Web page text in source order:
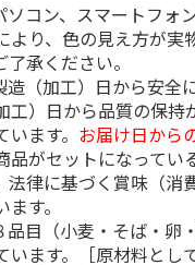
コン、スマートフォ
より、色の見え方が実
承ください。
（加工）日から安全
工）日から品質の保
ます。 お届け日から
品がセットになってい
法律に基づく賞味（消
す。
目（小麦・そば・卵
います。［原材料とし